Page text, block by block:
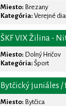
Miesto: Brezany
Kategória: Verejné
ŠKF VIX Žilina -
Miesto: Dolný Hričov
Kategória: Šport
Bytčický juniáles
Miesto: Bytčica